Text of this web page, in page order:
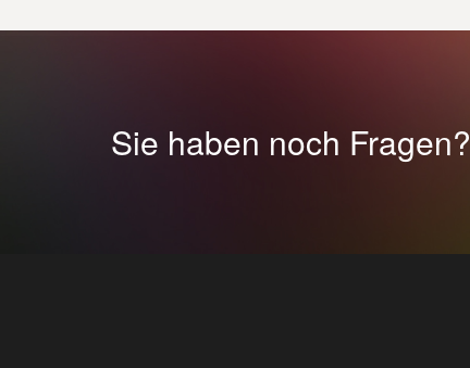
Sie haben noch Fragen?